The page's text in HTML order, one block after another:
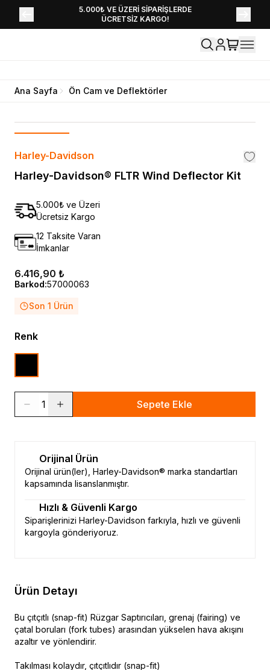
5.000₺ VE ÜZERİ SİPARİŞLERDE
ÜCRETSİZ KARGO!
YENİ SEZON KOLEKSİYONU EKLENDİ,
HEMEN KEŞFET!
Ana Sayfa Ön Cam ve Deflektörler
Harley-Davidson
Harley-Davidson® FLTR Wind Deflector Kit
5.000₺ ve Üzeri
Ücretsiz Kargo
12 Taksite Varan
İmkanlar
6.416,90 ₺
Barkod:57000063
Son 1 Ürün
Renk
1 Sepete Ekle
Orijinal Ürün
Orijinal ürün(ler), Harley-Davidson® marka standartları
kapsamında lisanslanmıştır.
Hızlı & Güvenli Kargo
Siparişlerinizi Harley-Davidson farkıyla, hızlı ve güvenli
kargoyla gönderiyoruz.
Ürün Detayı
Bu çıtçıtlı (snap-fit) Rüzgar Saptırıcıları, grenaj (fairing) ve
çatal boruları (fork tubes) arasından yükselen hava akışını
azaltır ve yönlendirir.
Takılması kolaydır, çıtçıtlıdır (snap-fit)